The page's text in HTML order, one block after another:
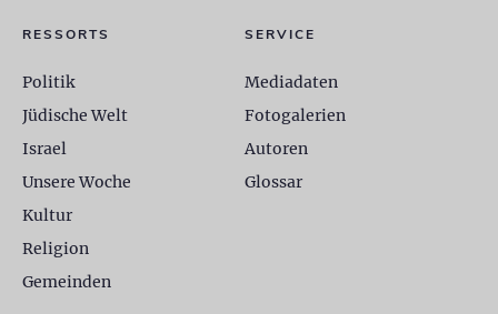
RESSORTS
Politik
Jüdische Welt
Israel
Unsere Woche
Kultur
Religion
Gemeinden
SERVICE
Mediadaten
Fotogalerien
Autoren
Glossar